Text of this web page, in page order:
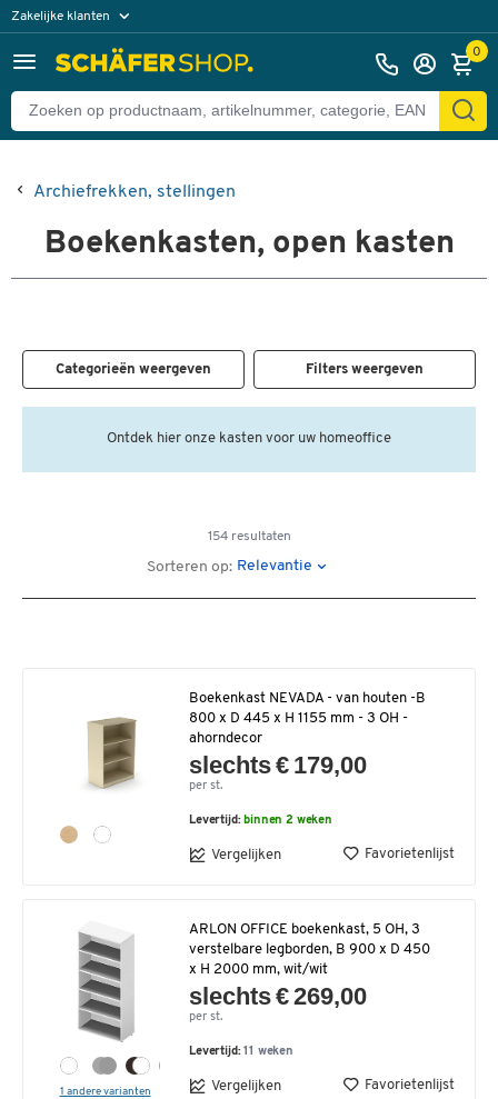
Zakelijke klanten
Particuliere klanten 0
Archiefrekken, stellingen
Boekenkasten, open kasten
Categorieën weergeven Filters weergeven
Ontdek hier onze kasten voor uw homeoffice
154 resultaten
Sorteren op: Relevantie
Boekenkast NEVADA - van houten -B
800 x D 445 x H 1155 mm - 3 OH -
ahorndecor
slechts € 179,00
per st.
Levertijd: binnen 2 weken
Vergelijken Favorietenlijst
1 andere varianten
ARLON OFFICE boekenkast, 5 OH, 3
verstelbare legborden, B 900 x D 450
x H 2000 mm, wit/wit
slechts € 269,00
per st.
Levertijd:11 weken
Vergelijken Favorietenlijst